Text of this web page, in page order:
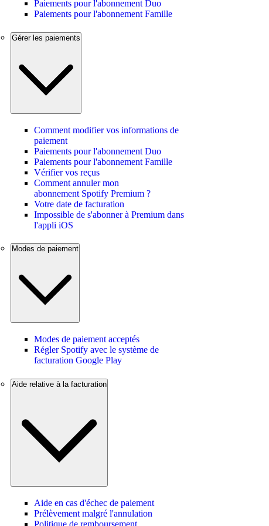
Paiements pour l'abonnement Duo
Paiements pour l'abonnement Famille
Gérer les paiements
Comment modifier vos informations de
paiement
Paiements pour l'abonnement Duo
Paiements pour l'abonnement Famille
Vérifier vos reçus
Comment annuler mon
abonnement Spotify Premium ?
Votre date de facturation
Impossible de s'abonner à Premium dans
l'appli iOS
Modes de paiement
Modes de paiement acceptés
Régler Spotify avec le système de
facturation Google Play
Aide relative à la facturation
Aide en cas d'échec de paiement
Prélèvement malgré l'annulation
Politique de remboursement